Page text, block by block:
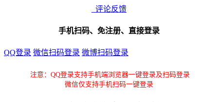
评论反馈
手机扫码、免注册、直接登录
QQ登录 微信扫码登录 微博扫码登录
注意：QQ登录支持手机端浏览器一键登录及扫码登录
微信仅支持手机扫码一键登录